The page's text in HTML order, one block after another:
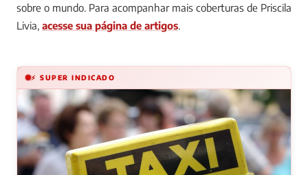
sobre o mundo. Para acompanhar mais coberturas de Priscila
Livia, acesse sua página de artigos.
⚡ SUPER INDICADO